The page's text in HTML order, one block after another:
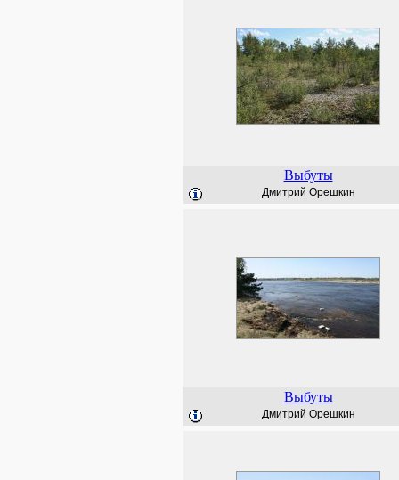
Выбуты
Дмитрий Орешкин
Выбуты
Дмитрий Орешкин